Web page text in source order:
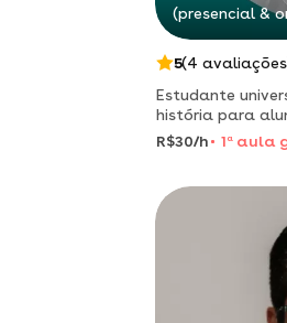
(presencial &
5(4
Estudante
história para
R$30/h
1 a aula